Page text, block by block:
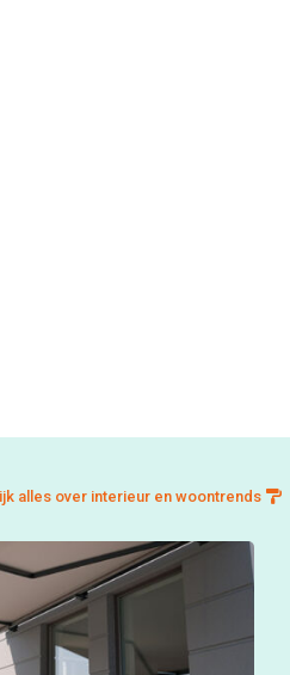
alles over interieur en woontrends